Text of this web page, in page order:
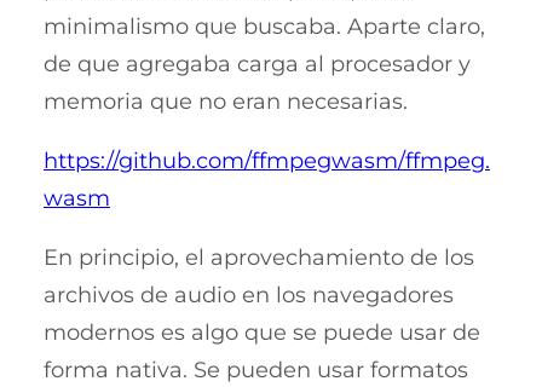
minimalismo que buscaba. Aparte claro,
de que agregaba carga al procesador y
memoria que no eran necesarias.
https://github.com/ffmpegwasm/ffmpeg.
wasm
En principio, el aprovechamiento de los
archivos de audio en los navegadores
modernos es algo que se puede usar de
forma nativa. Se pueden usar formatos